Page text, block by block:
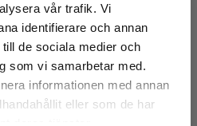
vår trafik. Vi
identifierare och annan
de sociala medier och
som vi samarbetar med.
informationen med annan
eller som de har
besöker
arbetets praktiker
A-L (red.)